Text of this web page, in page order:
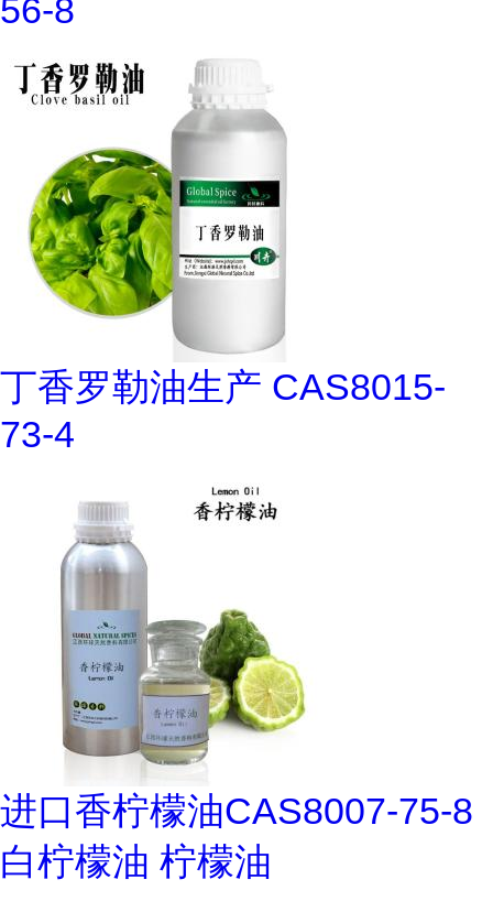
56-8
丁香罗勒油生产 CAS8015-
73-4
进口香柠檬油CAS8007-75-8
白柠檬油 柠檬油